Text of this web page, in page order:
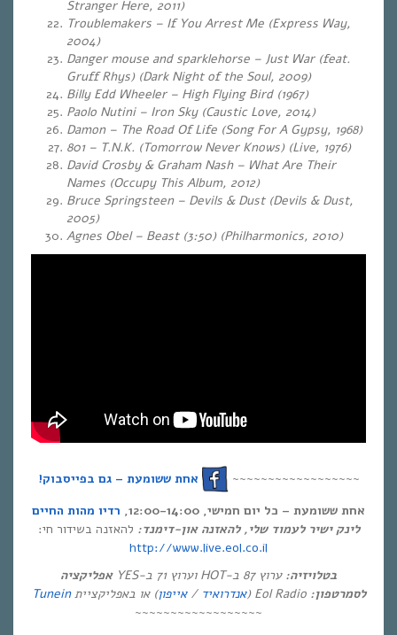
Stranger Here, 2011)
Troublemakers – If You Arrest Me (Express Way,
2004)
Danger mouse and sparklehorse – Just War (feat.
Gruff Rhys) (Dark Night of the Soul, 2009)
Billy Edd Wheeler – High Flying Bird (1967)
Paolo Nutini – Iron Sky (Caustic Love, 2014)
Damon – The Road Of Life (Song For A Gypsy, 1968)
801 – T.N.K. (Tomorrow Never Knows) (Live, 1976)
David Crosby & Graham Nash – What Are Their
Names (Occupy This Album, 2012)
Bruce Springsteen – Devils & Dust (Devils & Dust,
2005)
Agnes Obel – Beast (3:50) (Philharmonics, 2010)
~~~~~~~~~~~~~~~~~~
אחת ששומעת – גם בפייסבוק!
אחת ששומעת – כל יום חמישי, 12:00-14:00,
רדיו מהות החיים
לינק ישיר לעמוד שלי, להאזנה און-דימנד: להאזנה בשידור חי:
http://www.live.eol.co.il
בטלויזיה: ערוץ 87 ב-HOT וערוץ 71 ב-YES
אפליקציה
לסמרטפון: Eol Radio ( אנדרואיד /אייפון) או באפליקצייתTunein
~~~~~~~~~~~~~~~~~~